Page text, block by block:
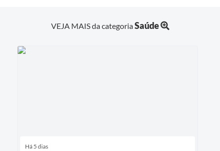
VEJA MAIS da categoriaSaúde
Há 5 dias